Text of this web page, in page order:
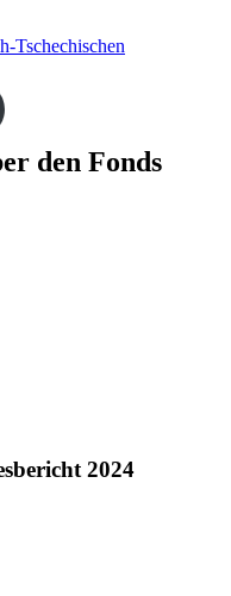
Tschechischen
den Fonds
2024